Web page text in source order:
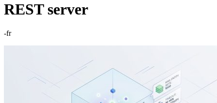
REST server
-fr